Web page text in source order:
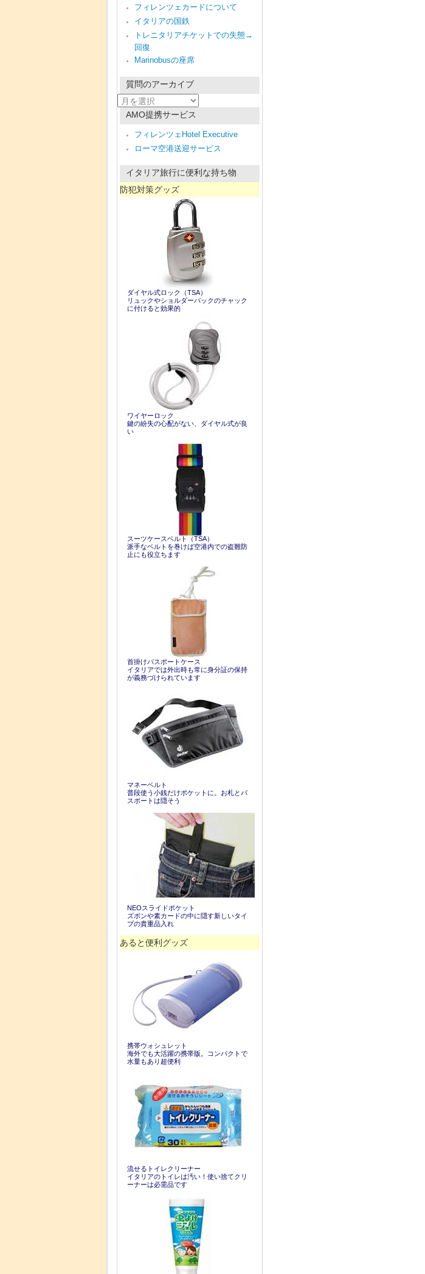
フィレンツェカードについて
イタリアの国鉄
トレニタリアチケットでの失態→
回復
Marinobusの座席
質問のアーカイブ
質
問
AMO提携サービス
フィレンツェHotel Executive
ローマ空港送迎サービス
イタリア旅行に便利な持ち物
防犯対策グッズ
ダイヤル式ロック（TSA）
リュックやショルダーバックのチャック
に付けると効果的
ワイヤーロック
鍵の紛失の心配がない、ダイヤル式が良
い
スーツケースベルト（TSA）
派手なベルトを巻けば空港内での盗難防
止にも役立ちます
首掛けパスポートケース
イタリアでは外出時も常に身分証の保持
が義務づけられています
マネーベルト
普段使う小銭だけポケットに。お札とパ
スポートは隠そう
NEOスライドポケット
ズボンや素カードの中に隠す新しいタイ
プの貴重品入れ
あると便利グッズ
携帯ウォシュレット
海外でも大活躍の携帯版。コンパクトで
水量もあり超便利
流せるトイレクリーナー
イタリアのトイレは汚い！使い捨てクリ
ーナーは必需品です